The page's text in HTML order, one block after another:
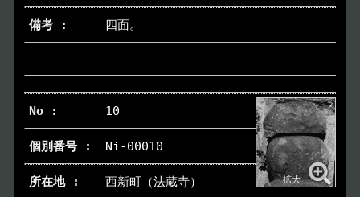
四面。
10
Ni-00010
西新町（法蔵寺）